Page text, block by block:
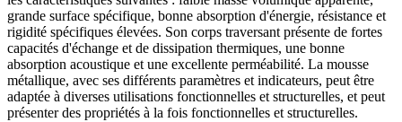
grande surface spécifique, bonne absorption d'énergie, résistance et
rigidité spécifiques élevées. Son corps traversant présente de fortes
capacités d'échange et de dissipation thermiques, une bonne
absorption acoustique et une excellente perméabilité. La mousse
métallique, avec ses différents paramètres et indicateurs, peut être
adaptée à diverses utilisations fonctionnelles et structurelles, et peut
présenter des propriétés à la fois fonctionnelles et structurelles.